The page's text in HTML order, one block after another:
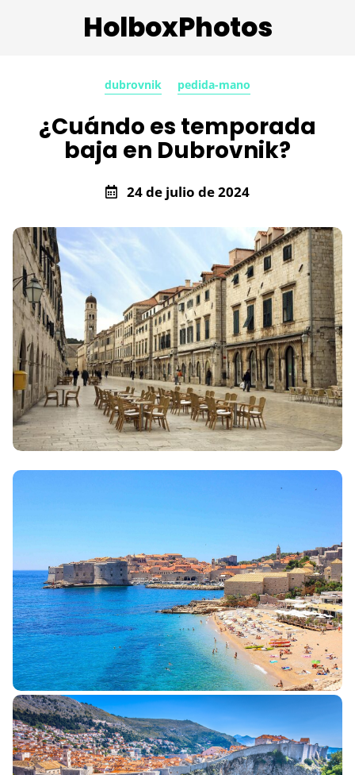
HolboxPhotos
dubrovnik pedida-mano
¿Cuándo es temporada
baja en Dubrovnik?
24 de julio de 2024